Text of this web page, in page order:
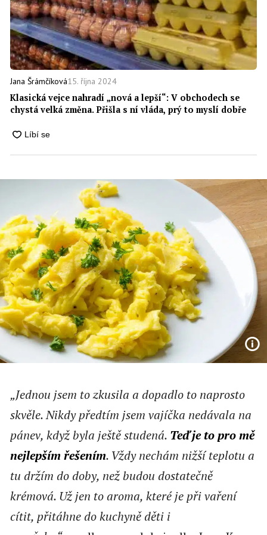
Jana Šrámčíková15. října 2024
Klasická vejce nahradí „nová a lepší“: V obchodech se
chystá velká změna. Přišla s ní vláda, prý to myslí dobře
„Jednou jsem to zkusila a dopadlo to naprosto
skvěle. Nikdy předtím jsem vajíčka nedávala na
pánev, když byla ještě studená. Teď je to pro mě
nejlepším řešením. Vždy nechám nižší teplotu a
tu držím do doby, než budou dostatečně
krémová. Už jen to aroma, které je při vaření
cítit, přitáhne do kuchyně děti i